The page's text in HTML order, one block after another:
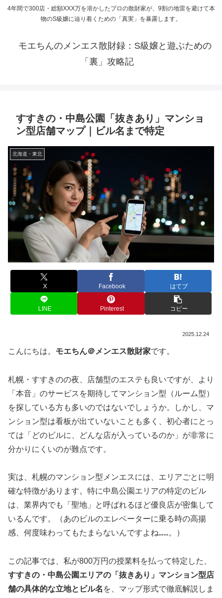
4年間で300店・総額XXX万を溶かしたプロの散財家が、9割の地雷を避けて本
物のS級嬢に辿り着くための「真実」を暴露します。
モエちんのメンエス散財録：S級嬢と遊ぶための
「裏」攻略記
すすきの・中島公園「抜きあり」マンショ
ン型店舗マップ｜ビル名まで特定
北海道・東北
X Facebook はてブ
LINE Pinterest コピー
2025.12.24
こんにちは。 モエちん＠メンエス散財家です。
札幌・すすきのの夜、店舗型のエステも良いですが、より
「本音」のサービスを期待してマンション型（ルーム型）
を探している方も多いのではないでしょうか。しかし、マ
ンション型は看板が出ていないことも多く、初心者にとっ
ては「どのビルに、どんな店が入っているのか」が非常に
分かりにくいのが難点です。
実は、札幌のマンション型メンエスには、エリアごとに明
確な特徴があります。特に中島公園エリアの特定のビル
は、業界内でも「聖地」と呼ばれるほど優良店が密集して
いるんです。
（あのビルのエレベーターに乗る時の高揚
感、何度味わってもたまらないんですよね……。）
この記事では、私が800万円の授業料を払って特定した、
すすきの・中島公園エリアの「抜きあり」マンション型店
舗の具体的な立地とビル名 を、マップ形式で徹底解説しま